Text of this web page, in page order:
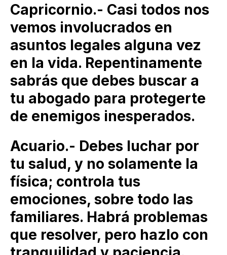
Capricornio.- Casi todos nos
vemos involucrados en
asuntos legales alguna vez
en la vida. Repentinamente
sabrás que debes buscar a
tu abogado para protegerte
de enemigos inesperados.
Acuario.- Debes luchar por
tu salud, y no solamente la
física; controla tus
emociones, sobre todo las
familiares. Habrá problemas
que resolver, pero hazlo con